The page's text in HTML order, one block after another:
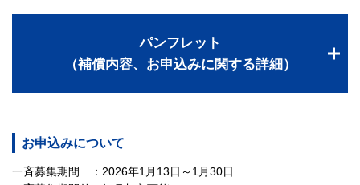
パンフレット
（補償内容、お申込みに関する詳細）
お申込みについて
一斉募集期間 ：2026年1月13日～1月30日